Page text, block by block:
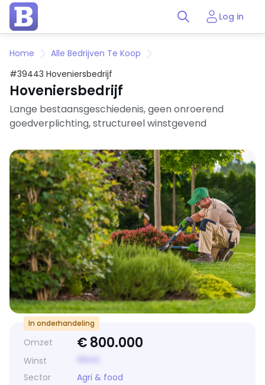
Log in
Home
Alle Bedrijven Te Koop
#39443 Hoveniersbedrijf
Hoveniersbedrijf
Lange bestaansgeschiedenis, geen onroerend
goedverplichting, structureel winstgevend
Omzet €800.000
Winst
Sector
Agri & food
In onderhandeling